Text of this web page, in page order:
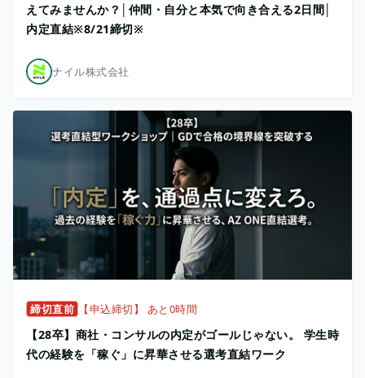
えてみませんか？│仲間・自分と本気で向き合える2日間│
内定直結※8/21締切※
ナイル株式会社
締切直前 【申込締切】 あと0時間
【28卒】商社・コンサルの内定がゴールじゃない。 学生時
代の経験を「稼ぐ」に昇華させる選考直結ワーク